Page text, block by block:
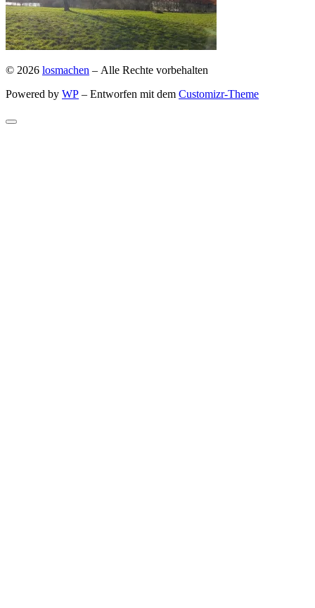
© 2026 losmachen – Alle Rechte vorbehalten
Powered by WP – Entworfen mit dem Customizr-Theme